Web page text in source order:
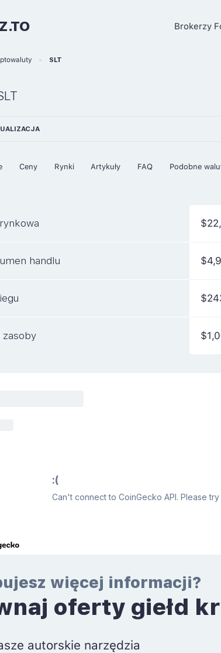
Brokerzy
SLT
Ceny Rynki Artykuły FAQ Podobne
handlu
więcej informacji?
oferty giełd
autorskie narzędzia